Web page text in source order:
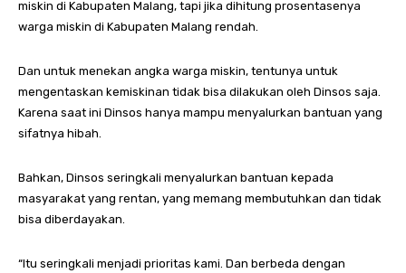
miskin di Kabupaten Malang, tapi jika dihitung prosentasenya
warga miskin di Kabupaten Malang rendah.
Dan untuk menekan angka warga miskin, tentunya untuk
mengentaskan kemiskinan tidak bisa dilakukan oleh Dinsos saja.
Karena saat ini Dinsos hanya mampu menyalurkan bantuan yang
sifatnya hibah.
Bahkan, Dinsos seringkali menyalurkan bantuan kepada
masyarakat yang rentan, yang memang membutuhkan dan tidak
bisa diberdayakan.
“Itu seringkali menjadi prioritas kami. Dan berbeda dengan